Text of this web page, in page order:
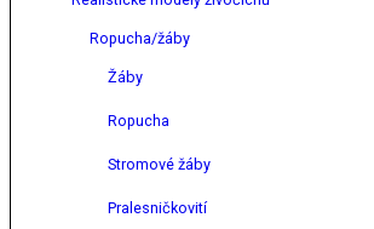
Ropucha/žáby
Žáby
Ropucha
Stromové žáby
Pralesničkovití